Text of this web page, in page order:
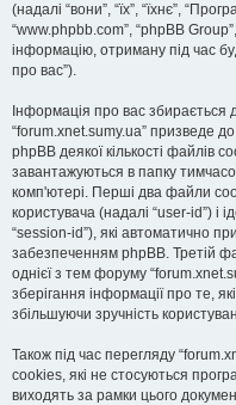
(надалі “вони”, “їх”, “їхнє”,
“www.phpbb.com”, “phpBB
інформацію, отриману під час
про вас”).
Інформація про вас
“forum.xnet.sumy.ua” призведе
phpBB деякої кількості файлів
завантажуються в папку
комп'ютері. Перші два файли
користувача (надалі “user-id”) і
“session-id”), які автоматично
забезпеченням phpBB. Третій
однієї з тем форуму
зберігання інформації про те,
збільшуючи зручність
Також під час перегляду
cookies, які не стосуються
виходять за рамки цього